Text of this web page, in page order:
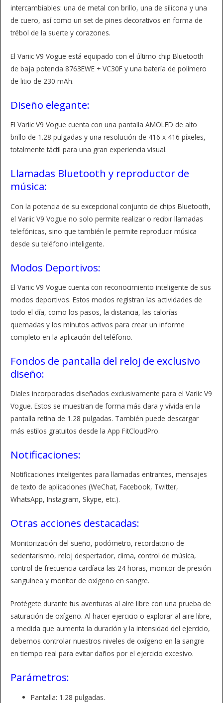
intercambiables: una de metal con brillo, una de silicona y una
de cuero, así como un set de pines decorativos en forma de
trébol de la suerte y corazones.
El Variic V9 Vogue está equipado con el último chip Bluetooth
de baja potencia 8763EWE + VC30F y una batería de polímero
de litio de 230 mAh.
Diseño elegante:
El Variic V9 Vogue cuenta con una pantalla AMOLED de alto
brillo de 1.28 pulgadas y una resolución de 416 x 416 píxeles,
totalmente táctil para una gran experiencia visual.
Llamadas Bluetooth y reproductor de
música:
Con la potencia de su excepcional conjunto de chips Bluetooth,
el Variic V9 Vogue no solo permite realizar o recibir llamadas
telefónicas, sino que también le permite reproducir música
desde su teléfono inteligente.
Modos Deportivos:
El Variic V9 Vogue cuenta con reconocimiento inteligente de sus
modos deportivos. Estos modos registran las actividades de
todo el día, como los pasos, la distancia, las calorías
quemadas y los minutos activos para crear un informe
completo en la aplicación del teléfono.
Fondos de pantalla del reloj de exclusivo
diseño:
Diales incorporados diseñados exclusivamente para el Variic V9
Vogue. Estos se muestran de forma más clara y vívida en la
pantalla retina de 1.28 pulgadas. También puede descargar
más estilos gratuitos desde la App FitCloudPro.
Notificaciones:
Notificaciones inteligentes para llamadas entrantes, mensajes
de texto de aplicaciones (WeChat, Facebook, Twitter,
WhatsApp, Instagram, Skype, etc.).
Otras acciones destacadas:
Monitorización del sueño, podómetro, recordatorio de
sedentarismo, reloj despertador, clima, control de música,
control de frecuencia cardíaca las 24 horas, monitor de presión
sanguínea y monitor de oxígeno en sangre.
Protégete durante tus aventuras al aire libre con una prueba de
saturación de oxígeno. Al hacer ejercicio o explorar al aire libre,
a medida que aumenta la duración y la intensidad del ejercicio,
debemos controlar nuestros niveles de oxígeno en la sangre
en tiempo real para evitar daños por el ejercicio excesivo.
Parámetros:
Pantalla: 1.28 pulgadas.